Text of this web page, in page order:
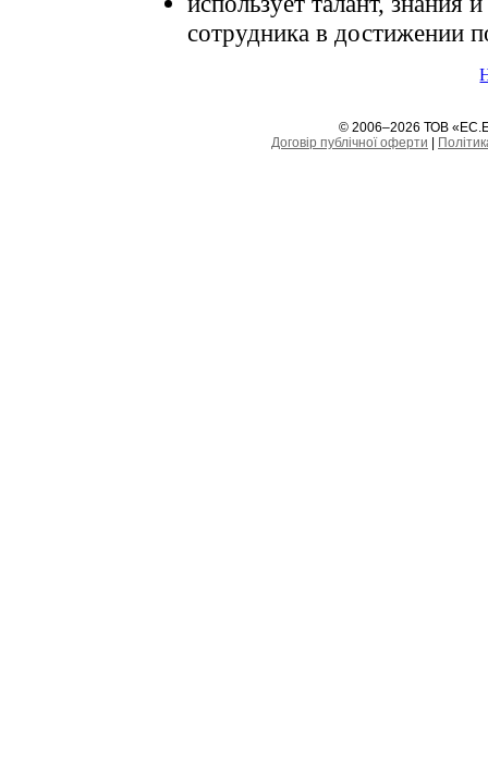
сотрудника в достижении
© 2006–2026 ТОВ
Договір публічної оферти